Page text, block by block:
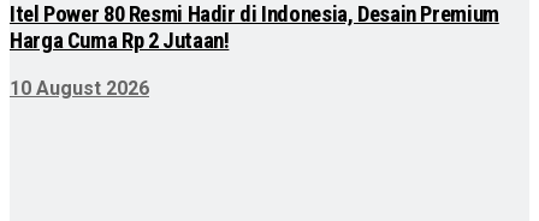
Itel Power 80 Resmi Hadir di Indonesia, Desain Premium
Harga Cuma Rp 2 Jutaan!
10 August 2026